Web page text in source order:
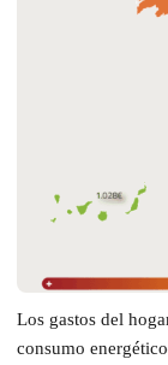
Los gastos del
consumo